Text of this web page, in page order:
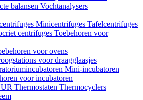
balansen Vochtanalysers
Minicentrifuges Tafelcentrifuges
centrifuges Toebehoren voor
voor ovens
voor draagglaasjes
Mini-incubatoren
voor incubatoren
Thermostaten Thermocyclers